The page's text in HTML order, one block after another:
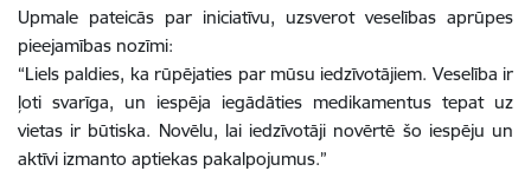
Upmale pateicās par iniciatīvu, uzsverot veselības aprūpes
pieejamības nozīmi:
“Liels paldies, ka rūpējaties par mūsu iedzīvotājiem. Veselība ir
ļoti svarīga, un iespēja iegādāties medikamentus tepat uz
vietas ir būtiska. Novēlu, lai iedzīvotāji novērtē šo iespēju un
aktīvi izmanto aptiekas pakalpojumus.”